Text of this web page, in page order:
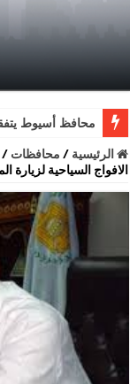
محافظ أسيوط
الرئيسية / محافظات /
الافواج السياحية لزيارة